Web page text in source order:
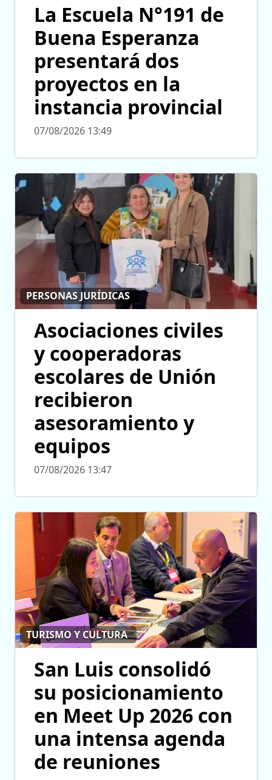
La Escuela N°191 de
Buena Esperanza
presentará dos
proyectos en la
instancia provincial
07/08/2026 13:49
PERSONAS JURÍDICAS
Asociaciones civiles
y cooperadoras
escolares de Unión
recibieron
asesoramiento y
equipos
07/08/2026 13:47
TURISMO Y CULTURA
San Luis consolidó
su posicionamiento
en Meet Up 2026 con
una intensa agenda
de reuniones